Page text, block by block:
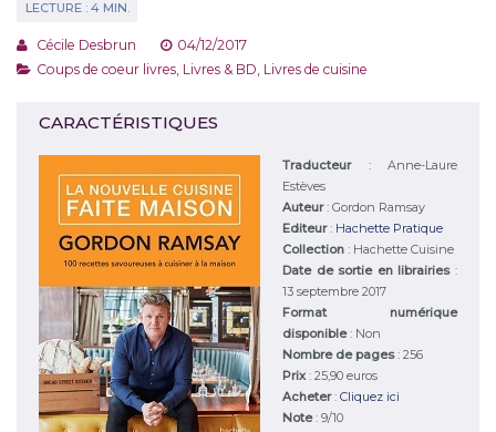
Cécile Desbrun
04/12/2017
Coups de coeur livres Livres & BD Livres de cuisine
CARACTÉRISTIQUES
Traducteur : Anne-Laure
Estèves
Auteur: Gordon Ramsay
Editeur: Hachette Pratique
Collection : Hachette Cuisine
Date de sortie en librairies :
13 septembre 2017
Format numérique
disponible: Non
Nombre de pages: 256
Prix: 25,90 euros
Acheter: Cliquez ici
Note: 9/10